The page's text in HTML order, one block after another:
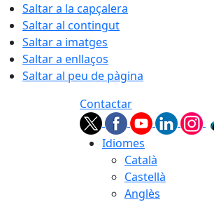
Saltar a la capçalera
Saltar al contingut
Saltar a imatges
Saltar a enllaços
Saltar al peu de pàgina
Contactar
Idiomes
Català
Castellà
Anglès